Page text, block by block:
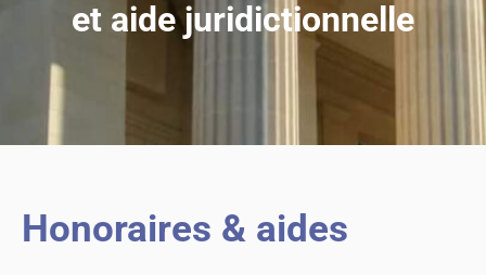
et aide juridictionnelle
Honoraires & aides